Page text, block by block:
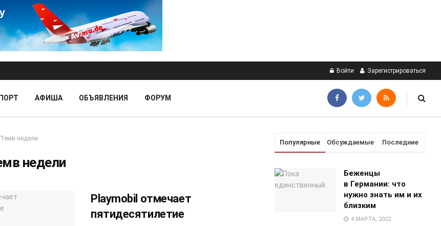
Войти Зарегистрироваться
АФИША ОБЪЯВЛЕНИЯ ФОРУМ
Темв недели
недели
Playmobil отмечает
пятидесятилетие
Популярные Обсуждаемые Последние
Беженцы
в Германии: что
нужно знать им и их
близким
4 МАРТА, 2022